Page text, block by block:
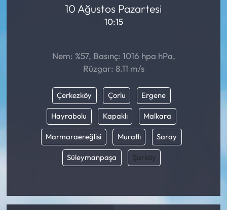
10 Ağustos Pazartesi
10:15
Nem: %57, Basınç: 1016 hpa hPa,
Rüzgar: 8.11 m/s
Çerkezköy Çorlu Ergene
Hayrabolu Kapaklı Malkara
Marmaraereğlisi Muratlı Saray
Süleymanpaşa Şarköy